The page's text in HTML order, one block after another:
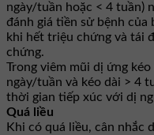
ngày/tuần hoặc < 4 tuần)
đánh giá tiền sử bệnh của
khi hết triệu chứng và tái
chứng.
Trong viêm mũi dị ứng
ngày/tuần và kéo dài > 4
thời gian tiếp xúc với dị
Quá liều
Khi có quá liều, cân nhắc